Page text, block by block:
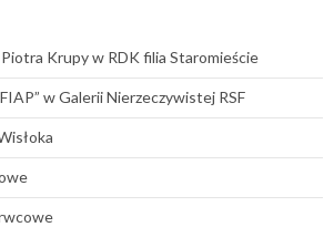
Krupy w RDK filia Staromieście
w Galerii Nierzeczywistej RSF